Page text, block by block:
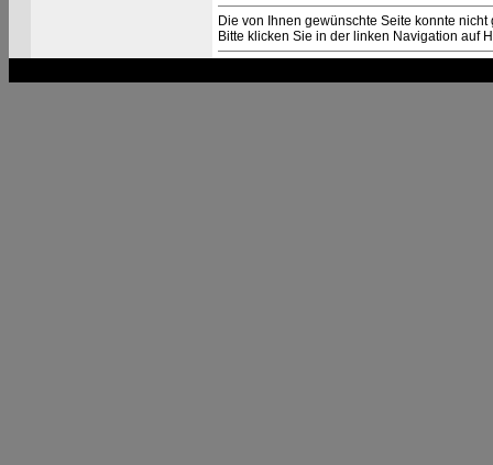
Die von Ihnen gewünschte Seite konnte nicht
Bitte klicken Sie in der linken Navigation auf